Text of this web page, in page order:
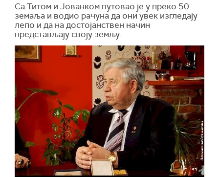
Са Титом и Јованком путовао је у преко 50
земаља и водио рачуна да они увек изгледају
лепо и да на достојанствен начин
представљају своју земљу.